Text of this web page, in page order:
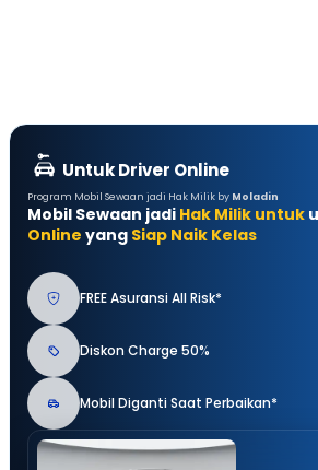
Untuk Driver Online
Program Mobil Sewaan jadi Hak Milik by Moladin
Mobil Sewaan jadi Hak Milik untuk
Online yang Siap Naik Kelas
FREE Asuransi All Risk*
Diskon Charge 50%
Mobil Diganti Saat Perbaikan*